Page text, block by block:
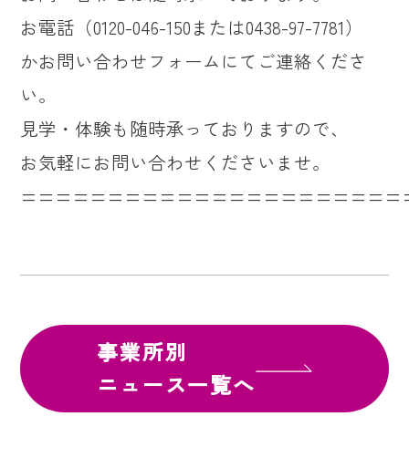
お電話（0120-046-150または0438-97-7781）
かお問い合わせフォームにてご連絡くださ
い。
見学・体験も随時承っておりますので、
お気軽にお問い合わせくださいませ。
事業所別
ニュース一覧へ